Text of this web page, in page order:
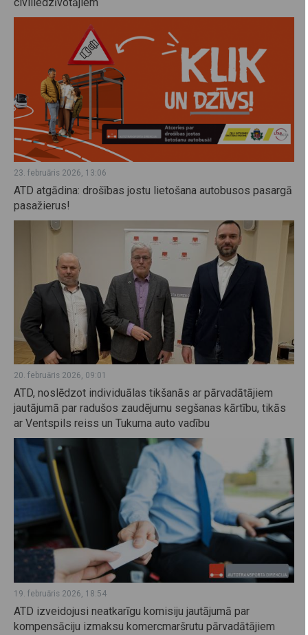
civiliedzīvotājiem
23. februāris 2026, 13:06
ATD atgādina: drošības jostu lietošana autobusos pasargā
pasažierus!
20. februāris 2026, 09:01
ATD, noslēdzot individuālas tikšanās ar pārvadātājiem
jautājumā par radušos zaudējumu segšanas kārtību, tikās
ar Ventspils reiss un Tukuma auto vadību
19. februāris 2026, 18:54
ATD izveidojusi neatkarīgu komisiju jautājumā par
kompensāciju izmaksu komercmaršrutu pārvadātājiem